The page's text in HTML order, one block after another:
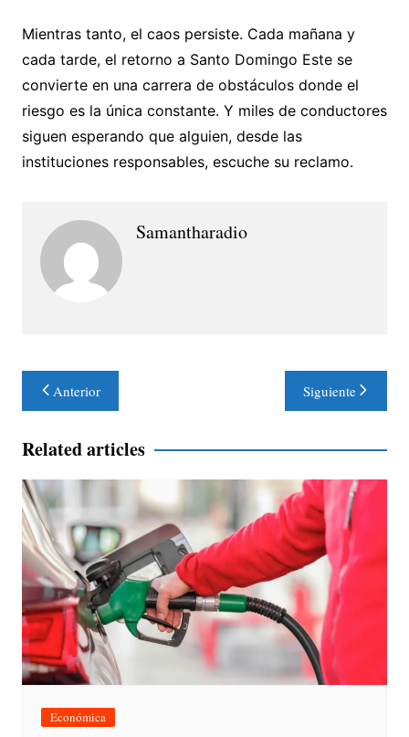
Mientras tanto, el caos persiste. Cada mañana y
cada tarde, el retorno a Santo Domingo Este se
convierte en una carrera de obstáculos donde el
riesgo es la única constante. Y miles de conductores
siguen esperando que alguien, desde las
instituciones responsables, escuche su reclamo.
Samantharadio
Navegación
de
entradas
Anterior Siguiente
Related articles
Económica